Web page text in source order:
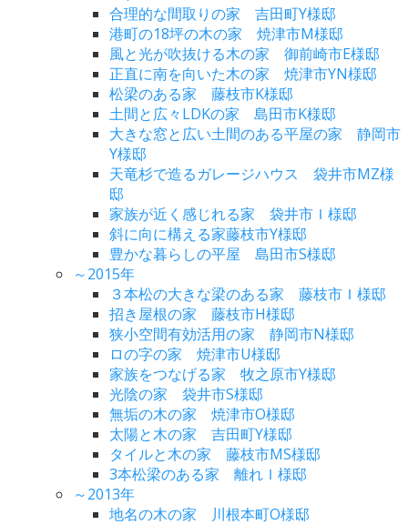
合理的な間取りの家 吉田町Y様邸
港町の18坪の木の家 焼津市M様邸
風と光が吹抜ける木の家 御前崎市E様邸
正直に南を向いた木の家 焼津市YN様邸
松梁のある家 藤枝市K様邸
土間と広々LDKの家 島田市K様邸
大きな窓と広い土間のある平屋の家 静岡市
Y様邸
天竜杉で造るガレージハウス 袋井市MZ様
邸
家族が近く感じれる家 袋井市Ｉ様邸
斜に向に構える家藤枝市Y様邸
豊かな暮らしの平屋 島田市S様邸
～2015年
３本松の大きな梁のある家 藤枝市Ｉ様邸
招き屋根の家 藤枝市H様邸
狭小空間有効活用の家 静岡市N様邸
ロの字の家 焼津市U様邸
家族をつなげる家 牧之原市Y様邸
光陰の家 袋井市S様邸
無垢の木の家 焼津市O様邸
太陽と木の家 吉田町Y様邸
タイルと木の家 藤枝市MS様邸
3本松梁のある家 離れＩ様邸
～2013年
地名の木の家 川根本町O様邸